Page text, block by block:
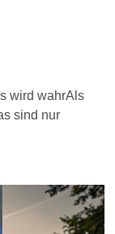
wird wahrAls
sind nur